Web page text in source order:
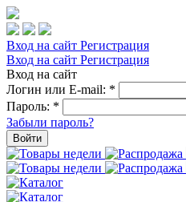
Вход на сайт Регистрация
Вход на сайт Регистрация
Вход на сайт
Логин или E-mail: *
Пароль: *
Забыли пароль?
Войти